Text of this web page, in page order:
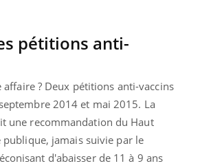
pétitions anti-
affaire ? Deux pétitions anti-vaccins
2014 et mai 2015. La
une recommandation du Haut
publique, jamais suivie par le
d'abaisser de 11 à 9 ans